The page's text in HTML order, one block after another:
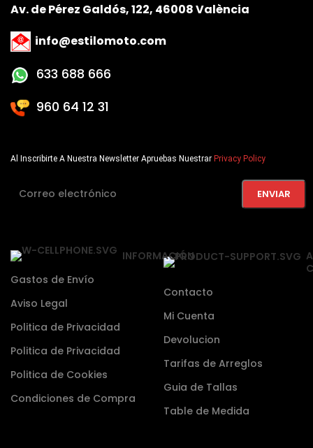
Contacto
Mi Cuenta
Devolucion
Tarifas de Arreglos
Guia de Tallas
Table de Medida
INFORMACIÓN
Gastos de Envío
Aviso Legal
Politica de Privacidad
Politica de Privacidad
Politica de Cookies
Condiciones de Compra
Al Inscribirte A Nuestra Newsletter Apruebas Nuestrar Privacy Policy
Av. de Pérez Galdós, 122, 46008 València
info@estilomoto.com
633 688 666
960 64 12 31